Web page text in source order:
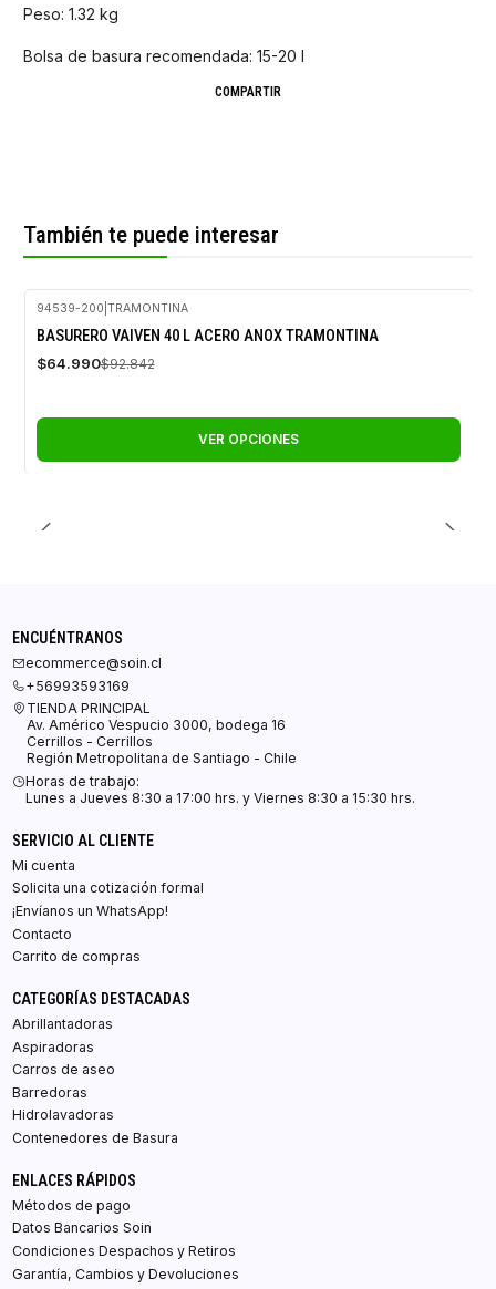
Peso: 1.32 kg
Bolsa de basura recomendada: 15-20 l
COMPARTIR
También te puede interesar
-30%
OFF
94539-200 TRAMONTINA
BASURERO VAIVEN 40 L ACERO ANOX TRAMONTINA
$64.990$92.842
VER OPCIONES
ENCUÉNTRANOS
ecommerce@soin.cl
+56993593169
TIENDA PRINCIPAL
Av. Américo Vespucio 3000, bodega 16
Cerrillos - Cerrillos
Región Metropolitana de Santiago - Chile
Horas de trabajo:
Lunes a Jueves 8:30 a 17:00 hrs. y Viernes 8:30 a 15:30 hrs.
SERVICIO AL CLIENTE
Mi cuenta
Solicita una cotización formal
¡Envíanos un WhatsApp!
Contacto
Carrito de compras
CATEGORÍAS DESTACADAS
Abrillantadoras
Aspiradoras
Carros de aseo
Barredoras
Hidrolavadoras
Contenedores de Basura
ENLACES RÁPIDOS
Métodos de pago
Datos Bancarios Soin
Condiciones Despachos y Retiros
Garantía, Cambios y Devoluciones